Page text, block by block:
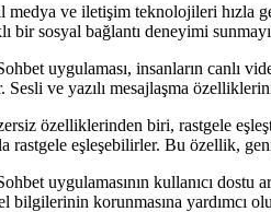
medya ve iletişim teknolojileri hızla
bir sosyal bağlantı deneyimi
uygulaması, insanların canlı
ve yazılı mesajlaşma
özelliklerinden biri, rastgele
rastgele eşleşebilirler. Bu özellik,
uygulamasının kullanıcı
bilgilerinin korunmasına yardımcı